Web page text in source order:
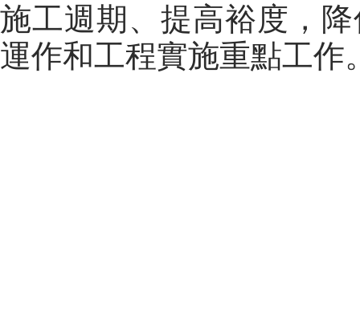
施工週期、提高裕度，
運作和工程實施重點工作